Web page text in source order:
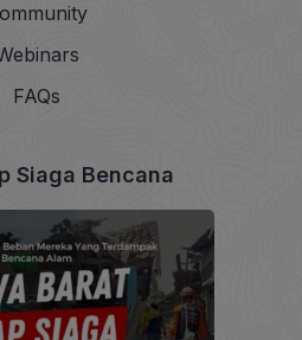
FAQs
Siaga Bencana